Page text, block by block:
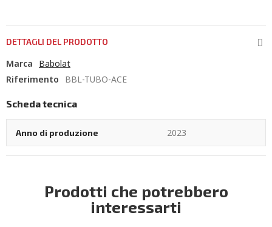
DETTAGLI DEL PRODOTTO
Marca
Babolat
Riferimento
BBL-TUBO-ACE
Scheda tecnica
Anno di produzione 2023
Prodotti che potrebbero
interessarti